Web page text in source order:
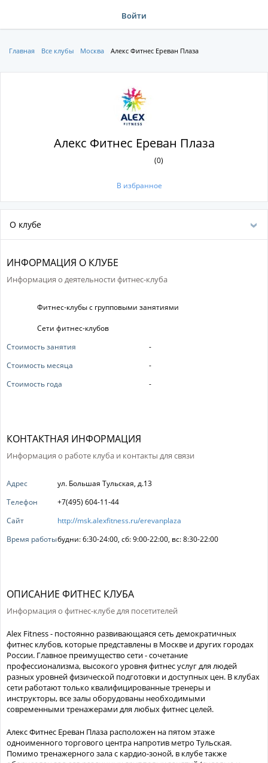
Войти
Главная Все клубы Москва Алекс Фитнес Ереван Плаза
Алекс Фитнес Ереван Плаза
(0)
В избранное
О клубе
ИНФОРМАЦИЯ О КЛУБЕ
Информация о деятельности фитнес-клуба
Фитнес-клубы с групповыми занятиями
Сети фитнес-клубов
Стоимость занятия
-
Стоимость месяца
-
Стоимость года
-
КОНТАКТНАЯ ИНФОРМАЦИЯ
Информация о работе клуба и контакты для связи
Адрес
ул. Большая Тульская, д.13
Телефон
+7(495) 604-11-44
Сайт
http://msk.alexfitness.ru/erevanplaza
Время работыбудни: 6:30-24:00, сб: 9:00-22:00, вс: 8:30-22:00
ОПИСАНИЕ ФИТНЕС КЛУБА
Информация о фитнес-клубе для посетителей
Alex Fitness - постоянно развивающаяся сеть демократичных
фитнес клубов, которые представлены в Москве и других городах
России. Главное преимущество сети - сочетание
профессионализма, высокого уровня фитнес услуг для людей
разных уровней физической подготовки и доступных цен. В клубах
сети работают только квалифицированные тренеры и
инструкторы, все залы оборудованы необходимыми
современными тренажерами для любых фитнес целей.
Алекс Фитнес Ереван Плаза расположен на пятом этаже
одноименного торгового центра напротив метро Тульская.
Помимо тренажерного зала с кардио-зоной, в клубе также